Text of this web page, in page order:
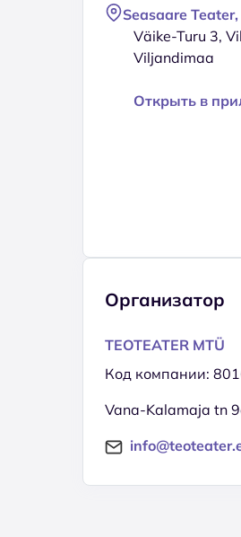
Seasaare
Väike-Turu 3,
Viljandimaa
Открыть в
Организатор
TEOTEATER MTÜ
Код компании:
Vana-Kalamaja tn